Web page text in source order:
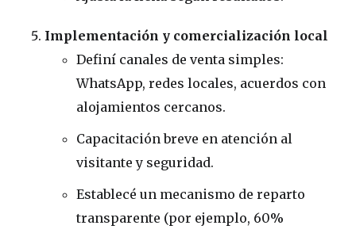
Implementación y comercialización local
Definí canales de venta simples:
WhatsApp, redes locales, acuerdos con
alojamientos cercanos.
Capacitación breve en atención al
visitante y seguridad.
Establecé un mecanismo de reparto
transparente (por ejemplo, 60%